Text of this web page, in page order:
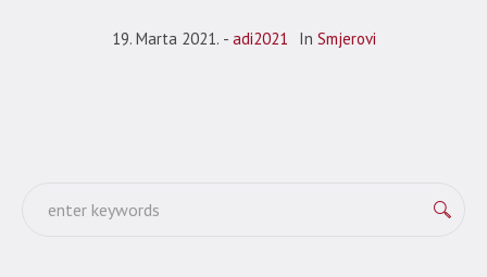
19. Marta 2021. adi2021 In Smjerovi